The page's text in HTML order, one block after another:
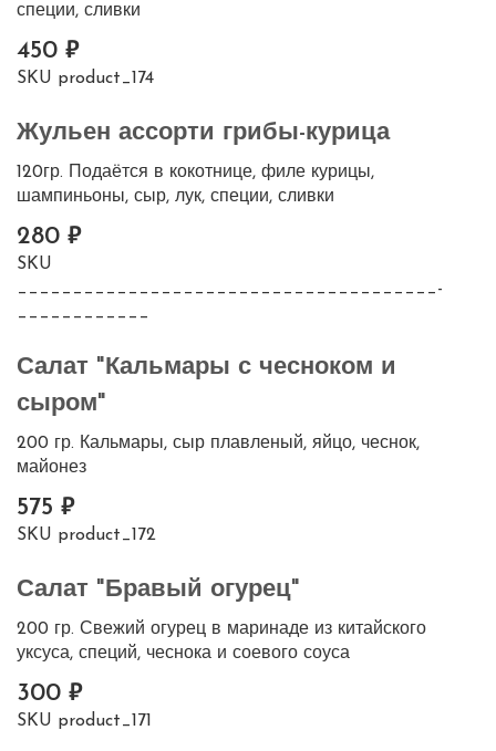
специи, сливки
450
SKU product_174
Жульен ассорти грибы-курица
120гр. Подаётся в кокотнице, филе курицы,
шампиньоны, сыр, лук, специи, сливки
280
SKU
______________________________________-
____________
Салат "Кальмары с чесноком и
сыром"
200 гр. Кальмары, сыр плавленый, яйцо, чеснок,
майонез
575
SKU product_172
Салат "Бравый огурец"
200 гр. Свежий огурец в маринаде из китайского
уксуса, специй, чеснока и соевого соуса
300
SKU product_171